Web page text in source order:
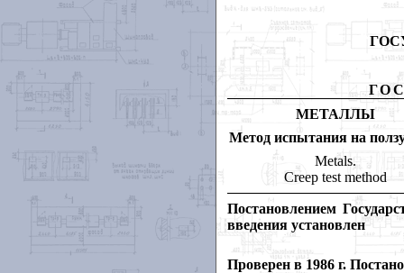
МЕТАЛЛЫ
Метод испытания на
Metals.
Creep test method
Постановлением
введения установлен
Проверен в 1986 г.